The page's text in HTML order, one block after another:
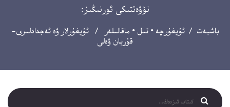
نۆۋەتتىكى ئورنىڭىز:
باشبەت /ئۇيغۇرچە •تىل • ماقالىلەر
/ ئۇيغۇرلار ۋە ئەجدادلىرى-
قۇربان ۋەلى